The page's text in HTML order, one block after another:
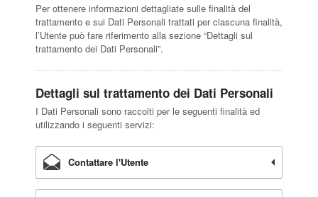
Per ottenere informazioni dettagliate sulle finalità del
trattamento e sui Dati Personali trattati per ciascuna finalità,
l’Utente può fare riferimento alla sezione “Dettagli sul
trattamento dei Dati Personali”.
Dettagli sul trattamento dei Dati Personali
I Dati Personali sono raccolti per le seguenti finalità ed
utilizzando i seguenti servizi:
Contattare l'Utente